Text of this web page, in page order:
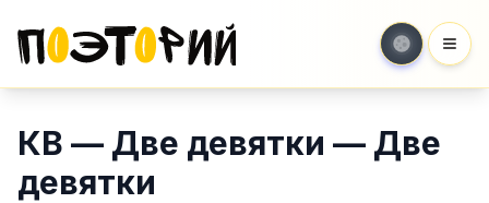
КВ — Две девятки — Две
девятки